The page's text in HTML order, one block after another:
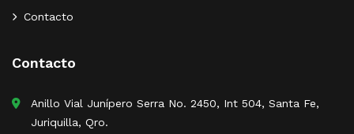
Contacto
Contacto
Anillo Vial Junípero Serra No. 2450, Int 504, Santa Fe,
Juriquilla, Qro.